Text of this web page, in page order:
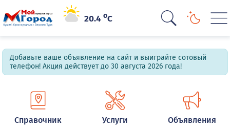
20.4oC
Добавьте ваше объявление на сайт и выиграйте сотовый
телефон! Акция действует до 30 августа 2026 года!
Справочник Услуги Объявления